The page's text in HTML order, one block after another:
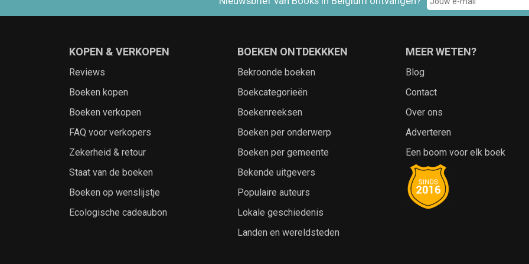
KOPEN & VERKOPEN
Reviews
Boeken kopen
Boeken verkopen
FAQ voor verkopers
Zekerheid & retour
Staat van de boeken
Boeken op wenslijstje
Ecologische cadeaubon
BOEKEN ONTDEKKKEN
Bekroonde boeken
Boekcategorieën
Boekenreeksen
Boeken per onderwerp
Boeken per gemeente
Bekende uitgevers
Populaire auteurs
Lokale geschiedenis
Landen en wereldsteden
MEER WETEN?
Blog
Contact
Over ons
Adverteren
Een boom voor elk boek